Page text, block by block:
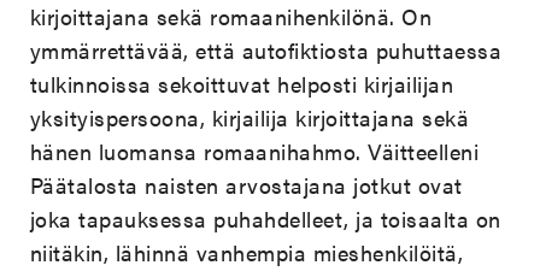
kirjoittajana sekä romaanihenkilönä. On
ymmärrettävää, että autofiktiosta puhuttaessa
tulkinnoissa sekoittuvat helposti kirjailijan
yksityispersoona, kirjailija kirjoittajana sekä
hänen luomansa romaanihahmo. Väitteelleni
Päätalosta naisten arvostajana jotkut ovat
joka tapauksessa puhahdelleet, ja toisaalta on
niitäkin, lähinnä vanhempia mieshenkilöitä,